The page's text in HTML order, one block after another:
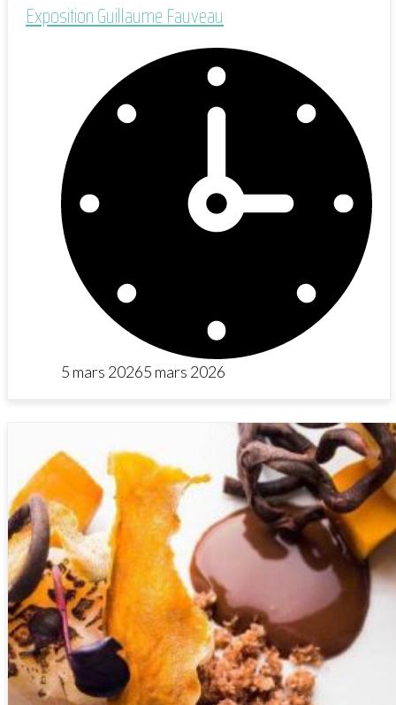
Exposition Guillaume Fauveau
5 mars 20265 mars 2026